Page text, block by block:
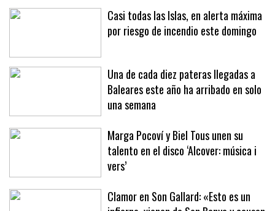
Sóller, el malestar que no puede ignorarse
Casi todas las Islas, en alerta máxima
Una de cada diez pateras llegadas a
Baleares este año ha arribado en solo
una semana
Marga Pocoví y Biel Tous unen su
talento en el disco ‘Alcover: música i
vers’